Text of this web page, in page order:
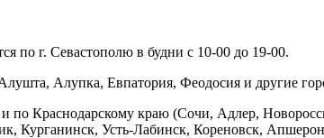
по г. Севастополю в будни с 10-00 до 19-00.
Алупка, Евпатория, Феодосия и другие
и по Краснодарскому краю (Сочи, Адлер,
Курганинск, Усть-Лабинск, Кореновск,